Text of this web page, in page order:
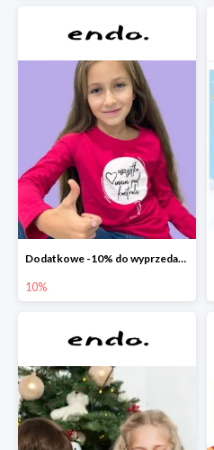
Dodatkowe -10% do wyprzedaży w Endo
10%